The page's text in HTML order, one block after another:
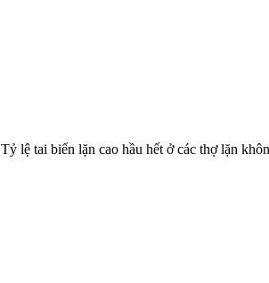
lệ tai biến lặn cao hầu hết ở các thợ lặn